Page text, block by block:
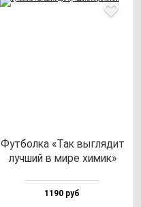
Фут­бол­ка «Так выг­ля­дит
луч­ший в ми­ре хи­мик»
1190 руб